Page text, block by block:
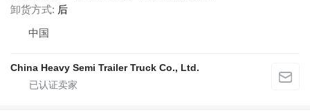
卸货方式 后
中国
China Heavy Semi Trailer Truck Co., Ltd.